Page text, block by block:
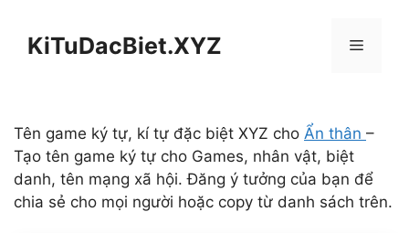
KiTuDacBiet.XYZ Menu
Tên game ký tự, kí tự đặc biệt XYZ cho Ẩn thân –
Tạo tên game ký tự cho Games, nhân vật, biệt
danh, tên mạng xã hội. Đăng ý tưởng của bạn để
chia sẻ cho mọi người hoặc copy từ danh sách trên.